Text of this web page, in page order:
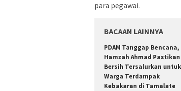
para pegawai.
BACAAN LAINNYA
PDAM Tanggap Bencana,
Hamzah Ahmad Pastikan
Bersih Tersalurkan untuk
Warga Terdampak
Kebakaran di Tamalate